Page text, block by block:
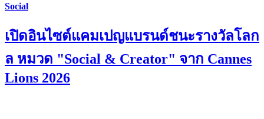
Social
เปิดอินไซต์แคมเปญแบรนด์ชนะรางวัลโลก
ล หมวด "Social & Creator" จาก Cannes
Lions 2026